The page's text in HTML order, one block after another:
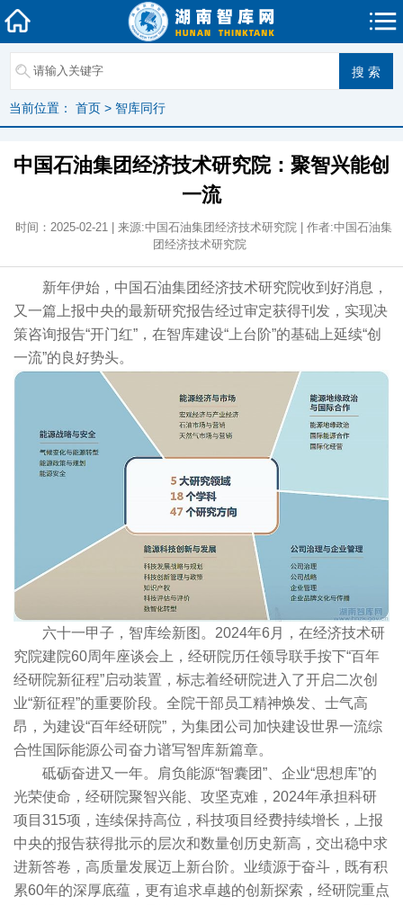
当前位置： 首页 > 智库同行
中国石油集团经济技术研究院：聚智兴能创
一流
时间：2025-02-21 | 来源:中国石油集团经济技术研究院 | 作者:中国石油集
团经济技术研究院
新年伊始，中国石油集团经济技术研究院收到好消息，
又一篇上报中央的最新研究报告经过审定获得刊发，实现决
策咨询报告“开门红”，在智库建设“上台阶”的基础上延续“创
一流”的良好势头。
六十一甲子，智库绘新图。2024年6月，在经济技术研
究院建院60周年座谈会上，经研院历任领导联手按下“百年
经研院新征程”启动装置，标志着经研院进入了开启二次创
业“新征程”的重要阶段。全院干部员工精神焕发、士气高
昂，为建设“百年经研院”，为集团公司加快建设世界一流综
合性国际能源公司奋力谱写智库新篇章。
砥砺奋进又一年。肩负能源“智囊团”、企业“思想库”的
光荣使命，经研院聚智兴能、攻坚克难，2024年承担科研
项目315项，连续保持高位，科技项目经费持续增长，上报
中央的报告获得批示的层次和数量创历史新高，交出稳中求
进新答卷，高质量发展迈上新台阶。业绩源于奋斗，既有积
累60年的深厚底蕴，更有追求卓越的创新探索，经研院重点